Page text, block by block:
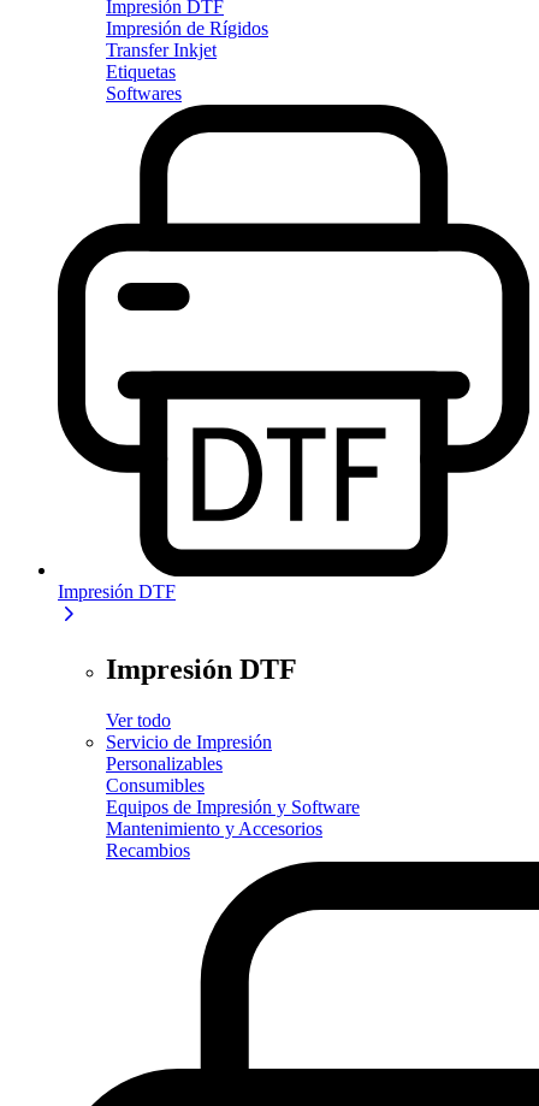
Impresión DTF
Impresión de Rígidos
Transfer Inkjet
Etiquetas
Softwares
Impresión DTF
Impresión DTF
Ver todo
Servicio de Impresión
Personalizables
Consumibles
Equipos de Impresión y Software
Mantenimiento y Accesorios
Recambios